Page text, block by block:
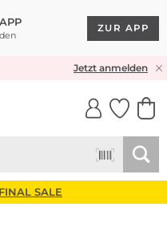
ZUR APP
& RÜCKVERSANDJetzt anmelden
SALE